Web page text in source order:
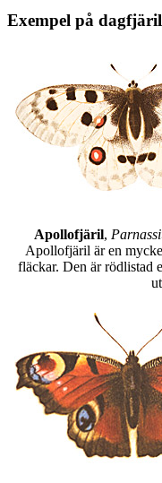
Exempel på
Apollofjäril,
Apollofjäril är en
fläckar. Den är rödlistad